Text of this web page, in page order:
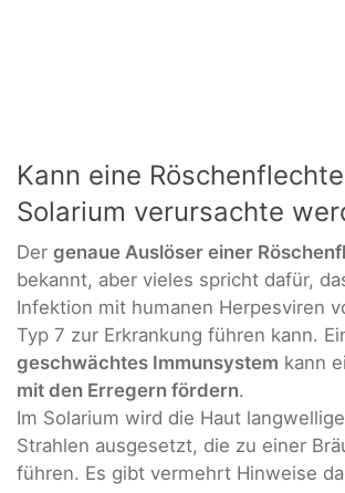
Kann eine
Solarium verursachte
Der genaue Auslöser einer
bekannt, aber vieles spricht dafür,
Infektion mit humanen Herpesviren
Typ 7 zur Erkrankung führen kann.
geschwächtes Immunsystem kann
mit den Erregern fördern.
Im Solarium wird die Haut
Strahlen ausgesetzt, die zu einer
führen. Es gibt vermehrt Hinweise